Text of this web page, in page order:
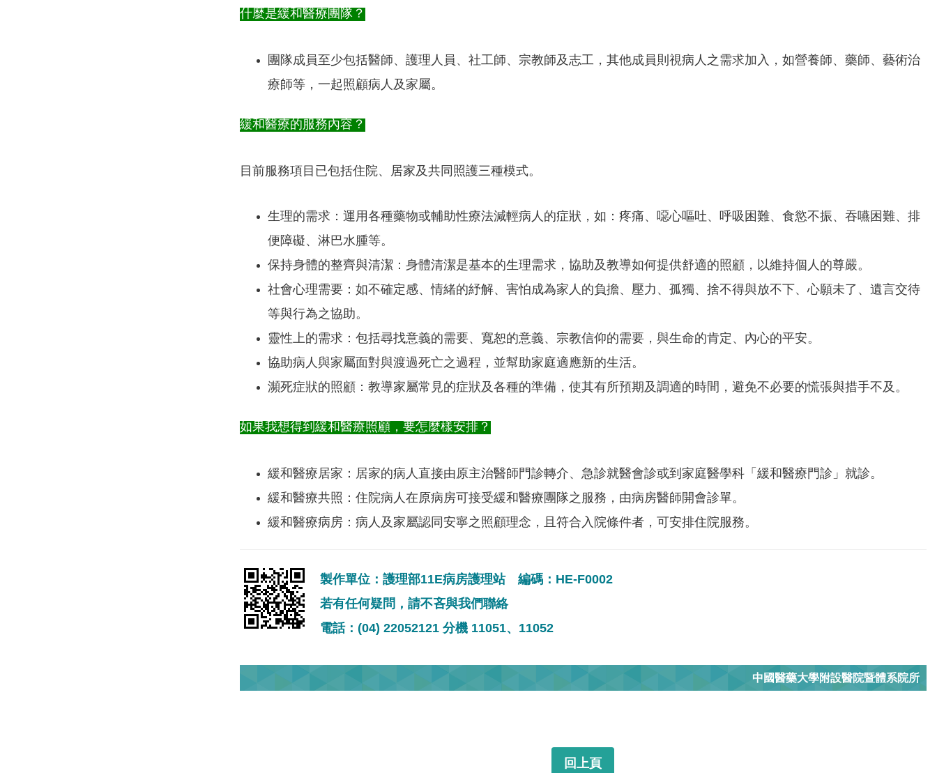
什麼是緩和醫療團隊？
團隊成員至少包括醫師、護理人員、社工師、宗教師及志工，其他成員則視病人之需求加入，如營養師、藥師、藝術治
療師等，一起照顧病人及家屬。
緩和醫療的服務內容？
目前服務項目已包括住院、居家及共同照護三種模式。
生理的需求：運用各種藥物或輔助性療法減輕病人的症狀，如：疼痛、噁心嘔吐、呼吸困難、食慾不振、吞嚥困難、排
便障礙、淋巴水腫等。
保持身體的整齊與清潔：身體清潔是基本的生理需求，協助及教導如何提供舒適的照顧，以維持個人的尊嚴。
社會心理需要：如不確定感、情緒的紓解、害怕成為家人的負擔、壓力、孤獨、捨不得與放不下、心願未了、遺言交待
等與行為之協助。
靈性上的需求：包括尋找意義的需要、寬恕的意義、宗教信仰的需要，與生命的肯定、內心的平安。
協助病人與家屬面對與渡過死亡之過程，並幫助家庭適應新的生活。
瀕死症狀的照顧：教導家屬常見的症狀及各種的準備，使其有所預期及調適的時間，避免不必要的慌張與措手不及。
如果我想得到緩和醫療照顧，要怎麼樣安排？
緩和醫療居家：居家的病人直接由原主治醫師門診轉介、急診就醫會診或到家庭醫學科「緩和醫療門診」就診。
緩和醫療共照：住院病人在原病房可接受緩和醫療團隊之服務，由病房醫師開會診單。
緩和醫療病房：病人及家屬認同安寧之照顧理念，且符合入院條件者，可安排住院服務。
製作單位：護理部11E病房護理站 編碼：HE-F0002
若有任何疑問，請不吝與我們聯絡
電話：(04) 22052121 分機 11051、11052
中國醫藥大學附設醫院暨體系院所
回上頁